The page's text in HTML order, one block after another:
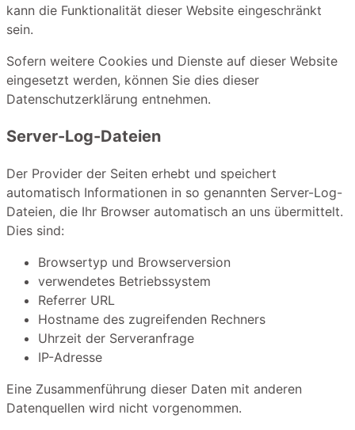
kann die Funktionalität dieser Website eingeschränkt
sein.
Sofern weitere Cookies und Dienste auf dieser Website
eingesetzt werden, können Sie dies dieser
Datenschutzerklärung entnehmen.
Server-Log-Dateien
Der Provider der Seiten erhebt und speichert
automatisch Informationen in so genannten Server-Log-
Dateien, die Ihr Browser automatisch an uns übermittelt.
Dies sind:
Browsertyp und Browserversion
verwendetes Betriebssystem
Referrer URL
Hostname des zugreifenden Rechners
Uhrzeit der Serveranfrage
IP-Adresse
Eine Zusammenführung dieser Daten mit anderen
Datenquellen wird nicht vorgenommen.